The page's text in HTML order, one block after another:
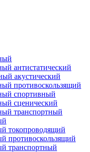
антистатический
акустический
противоскользящий
спортивный
сценический
транспортный
токопроводящий
противоскользящий
транспортный